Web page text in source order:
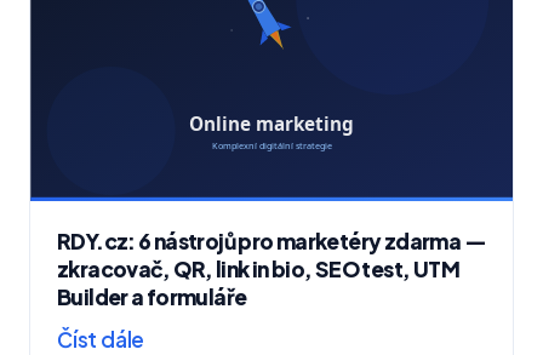
RDY.cz: 6 nástrojů pro marketéry zdarma —
zkracovač, QR, link in bio, SEO test, UTM
Builder a formuláře
Číst dále